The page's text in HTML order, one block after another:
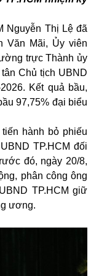
Nguyễn Thị Lệ đã
Văn Mãi, Ủy viên
trực Thành ủy
Chủ tịch UBND
Kết quả bầu,
97,75% đại biểu
hành bỏ phiếu
TP.HCM đối
đó, ngày 20/8,
phân công ông
TP.HCM giữ
ương.